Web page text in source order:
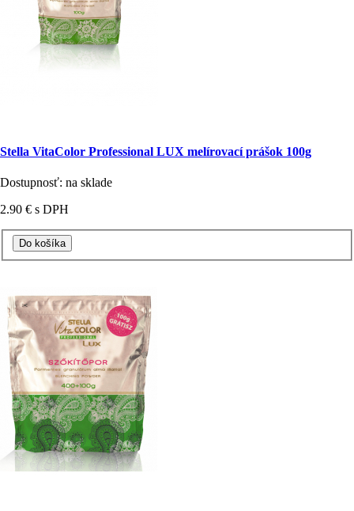
Stella VitaColor Professional LUX melírovací prášok 100g
Dostupnosť: na sklade
2.90 € s DPH